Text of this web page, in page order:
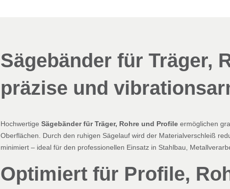
Sägebänder für Träger,
präzise und
HochwertigeSägebänder für Träger, Rohre und Profile ermöglichen
Oberflächen. Durch den ruhigen Sägelauf wird der Materialverschleiß
minimiert – ideal für den professionellen Einsatz in Stahlbau,
Optimiert für Profile,